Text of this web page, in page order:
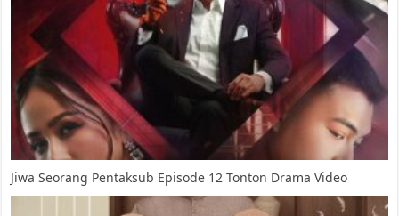
Jiwa Seorang Pentaksub Episode 12 Tonton Drama Video